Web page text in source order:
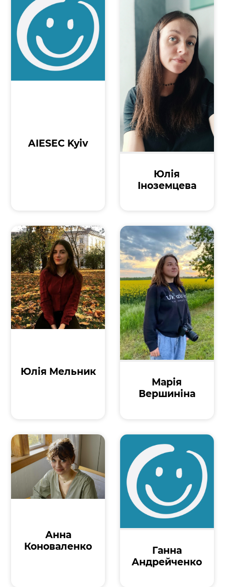
AIESEC Kyiv
Юлія
Іноземцева
Юлія Мельник
Марія
Вершиніна
Анна
Коноваленко
Ганна
Андрейченко